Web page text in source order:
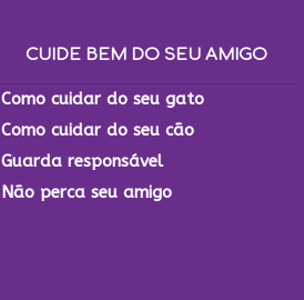
CUIDE BEM DO SEU AMIGO
Como cuidar do seu gato
Como cuidar do seu cão
Guarda responsável
Não perca seu amigo